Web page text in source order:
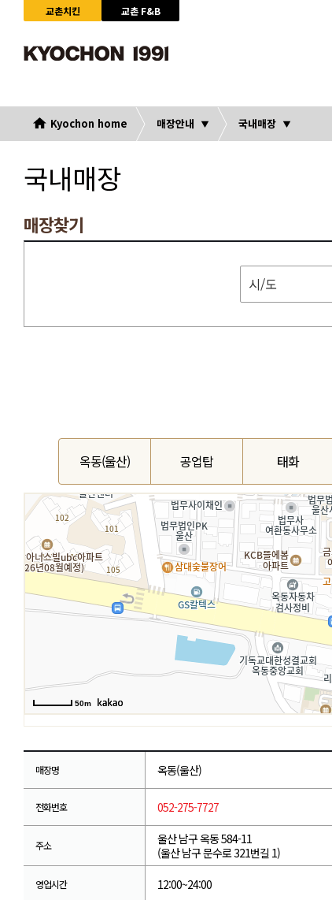
교촌치킨
교촌 F&B
Kyochon home 매장안내 국내매장
국내매장
매장찾기
시/도
옥동(울산) 공업탑 태화
50m
매장명 옥동(울산)
전화번호 052-275-7727
주소
울산 남구 옥동 584-11
(울산 남구 문수로 321번길 1)
영업시간 12:00~24:00